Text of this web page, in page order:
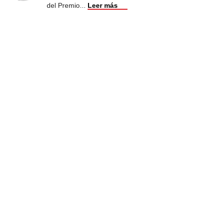
del Premio
Leer más